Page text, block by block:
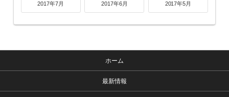
2017年7月 2017年6月 2017年5月
ホーム
最新情報